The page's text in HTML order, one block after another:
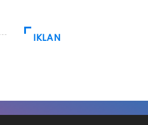
IKLAN